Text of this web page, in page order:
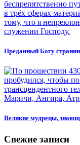
Преданный Богу
Великие мудрецы,
Свежие записи